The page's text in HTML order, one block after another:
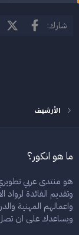
شارك: فيسبوك
الأرشيف
ما هو انكور؟
هو منتدى عربي تطويري
وتقديم الفائدة
واعمالهم المهنية
ويساعدك على ان